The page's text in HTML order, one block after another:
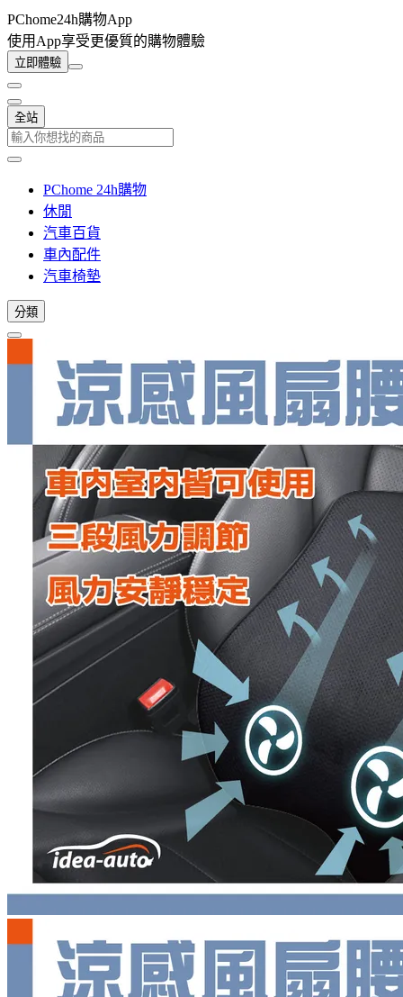
PChome24h購物App
使用App享受更優質的購物體驗
立即體驗
全站
PChome 24h購物
休閒
汽車百貨
車內配件
汽車椅墊
分類